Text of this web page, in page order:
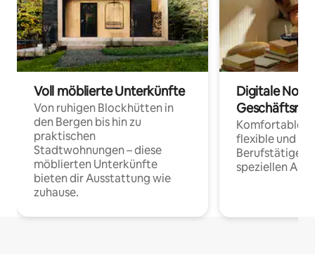
Voll möblierte Unterkünfte
Von ruhigen Blockhütten in
den Bergen bis hin zu
praktischen
Stadtwohnungen – diese
möblierten Unterkünfte
bieten dir Ausstattung wie
zuhause.
Digitale
Komfortable
flexible und
Berufstätige
speziellen